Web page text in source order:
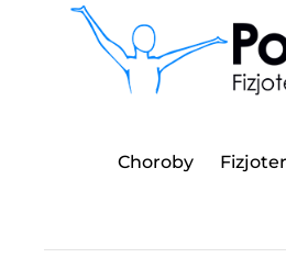
Choroby